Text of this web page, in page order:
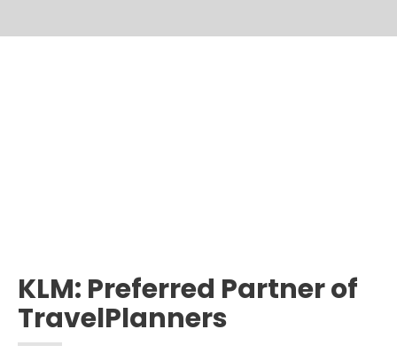
KLM: Preferred Partner of
TravelPlanners